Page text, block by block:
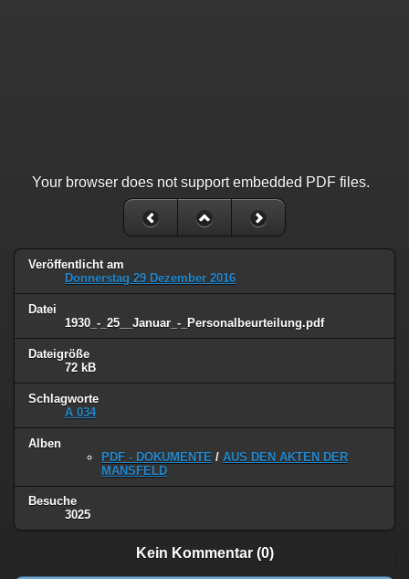
Your browser does not support embedded PDF files.
Veröffentlicht am
Donnerstag 29 Dezember 2016
Datei
1930_-_25__Januar_-_Personalbeurteilung.pdf
Dateigröße
72 kB
Schlagworte
A 034
Alben
PDF - DOKUMENTE / AUS DEN AKTEN DER
MANSFELD
Besuche
3025
Kein Kommentar (0)